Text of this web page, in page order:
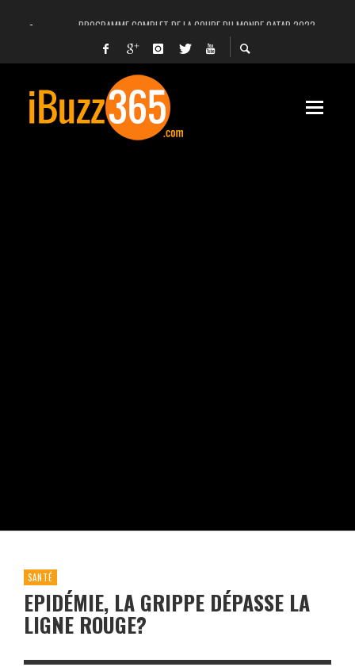
PROGRAMME COMPLET DE LA COUPE DU MONDE QATAR 2022
FACEBOOK, INSTAGRAM ET WHATSAPP HORS SERVICE! EST-CE UNE CYBER-
UNE VIDÉO 4K MONTRE LA PLANÈTE MARS EN ULTRA-HAUTE DÉFINITION
LANCEMENT DU PREMIER VOL HABITÉ DE SPACEX
DÉCÈS DE L’EX-PRÉSIDENT ZINE EL ABIDINE BEN ALI, SERA-T-IL ENTERRÉ EN
SANTÉ
EPIDÉMIE, LA GRIPPE DÉPASSE LA
LIGNE ROUGE?